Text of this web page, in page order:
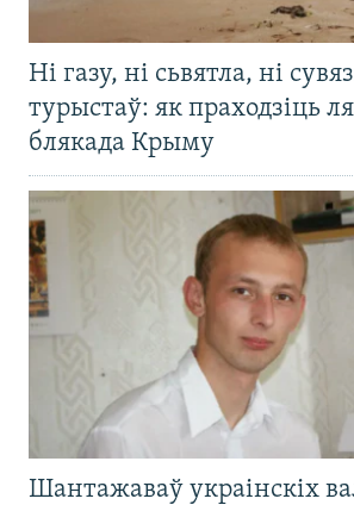
Ні газу, ні сьвятла, ні
турыстаў: як праходзіць
блякада Крыму
Шантажаваў украінскіх